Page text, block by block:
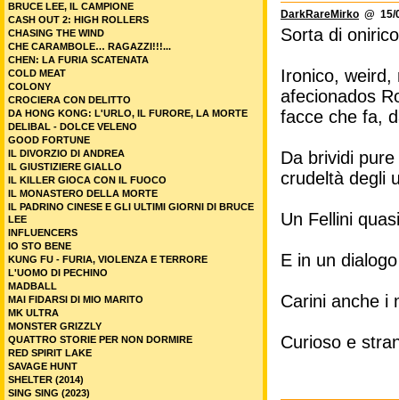
DarkRareMirko @ 15/
Sorta di
Ironico, weird,
afecionados
facce che fa,
Da brividi
crudeltà degli
Un Fellini
E in un
Carini anche i
Curioso e
BRUCE LEE, IL CAMPIONE
CASH OUT 2: HIGH ROLLERS
CHASING THE WIND
CHE CARAMBOLE… RAGAZZI!!!...
CHEN: LA FURIA SCATENATA
COLD MEAT
COLONY
CROCIERA CON DELITTO
DA HONG KONG: L'URLO, IL FURORE, LA MORTE
DELIBAL - DOLCE VELENO
GOOD FORTUNE
IL DIVORZIO DI ANDREA
IL GIUSTIZIERE GIALLO
IL KILLER GIOCA CON IL FUOCO
IL MONASTERO DELLA MORTE
IL PADRINO CINESE E GLI ULTIMI GIORNI DI BRUCE
LEE
INFLUENCERS
IO STO BENE
KUNG FU - FURIA, VIOLENZA E TERRORE
L'UOMO DI PECHINO
MADBALL
MAI FIDARSI DI MIO MARITO
MK ULTRA
MONSTER GRIZZLY
QUATTRO STORIE PER NON DORMIRE
RED SPIRIT LAKE
SAVAGE HUNT
SHELTER (2014)
SING SING (2023)